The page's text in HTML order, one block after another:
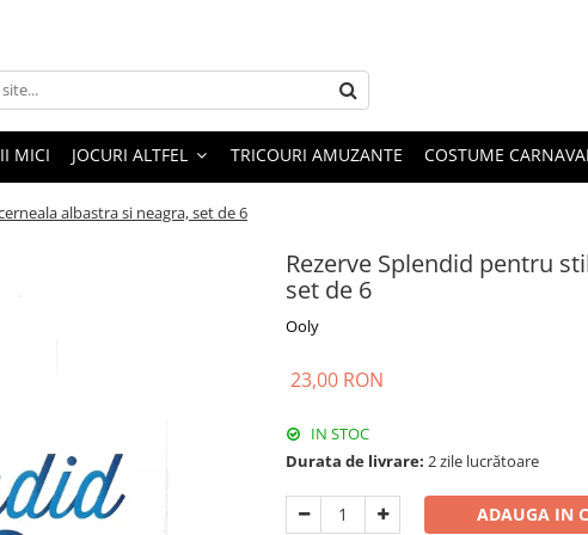
MICI JOCURI ALTFEL TRICOURI AMUZANTE COSTUME
albastra si neagra, set de 6
Rezerve Splendid pentru
set de 6
Ooly
23,00 RON
IN STOC
Durata de livrare: 2 zile lucrătoare
ADAUGA IN